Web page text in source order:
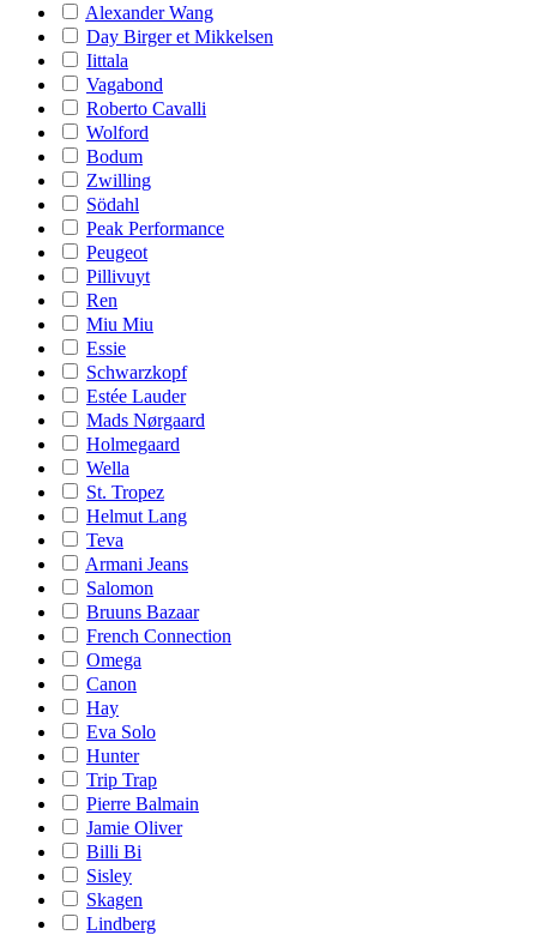
Alexander Wang
Day Birger et Mikkelsen
Iittala
Vagabond
Roberto Cavalli
Wolford
Bodum
Zwilling
Södahl
Peak Performance
Peugeot
Pillivuyt
Ren
Miu Miu
Essie
Schwarzkopf
Estée Lauder
Mads Nørgaard
Holmegaard
Wella
St. Tropez
Helmut Lang
Teva
Armani Jeans
Salomon
Bruuns Bazaar
French Connection
Omega
Canon
Hay
Eva Solo
Hunter
Trip Trap
Pierre Balmain
Jamie Oliver
Billi Bi
Sisley
Skagen
Lindberg